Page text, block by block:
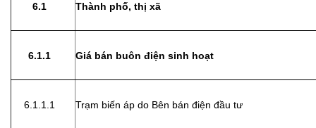
6.1 Thành phố, thị xã
6.1.1 Giá bán buôn điện sinh hoạt
6.1.1.1 Trạm biến áp do Bên bán điện đầu tư